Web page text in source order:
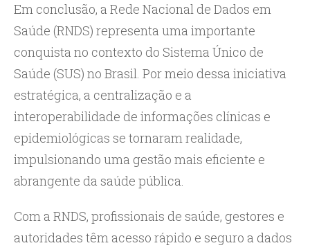
Em conclusão, a Rede Nacional de Dados em
Saúde (RNDS) representa uma importante
conquista no contexto do Sistema Único de
Saúde (SUS) no Brasil. Por meio dessa iniciativa
estratégica, a centralização e a
interoperabilidade de informações clínicas e
epidemiológicas se tornaram realidade,
impulsionando uma gestão mais eficiente e
abrangente da saúde pública.
Com a RNDS, profissionais de saúde, gestores e
autoridades têm acesso rápido e seguro a dados